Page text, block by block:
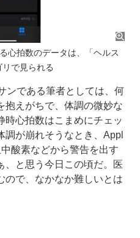
心拍数のデータは、「ヘルス
で見られる
である筆者としては、何
抱えがちで、体調の微妙な
時心拍数はこまめにチェッ
調が崩れそうなとき、Appl
酸素などから警告を出す
、と思う今日この頃だ。医
ので、なかなか難しいとは